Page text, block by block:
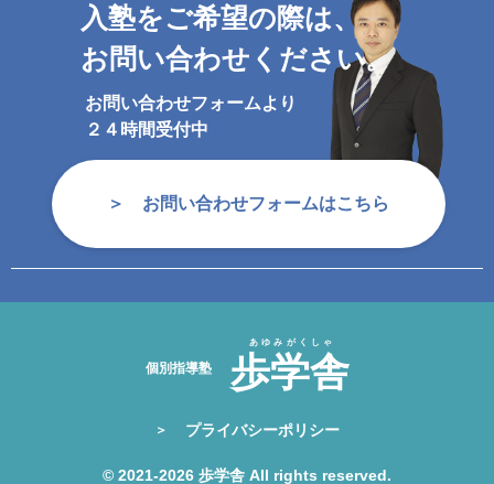
入塾をご希望の際は、
お問い合わせください。
お問い合わせフォームより
２４時間受付中
お問い合わせフォームはこちら
プライバシーポリシー
©︎ 2021-2026 歩学舎 All rights reserved.